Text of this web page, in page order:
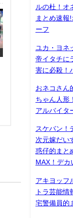
ルの杜！オ
まとめ速報
ーフ
ユカ・ヨネ
帝イタチに
害に必殺！
おネコさん
ちゃん人形
アルバイタ
スケバン！
次元嫁だい
惑仔的まと
MAX！デカ
アキヨッフ
トラ芸能情
宅警備員的